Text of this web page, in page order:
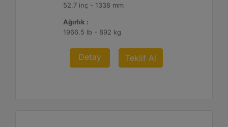
52.7 inç - 1338 mm
Ağırlık :
1966.5 lb - 892 kg
Detay Teklif Al